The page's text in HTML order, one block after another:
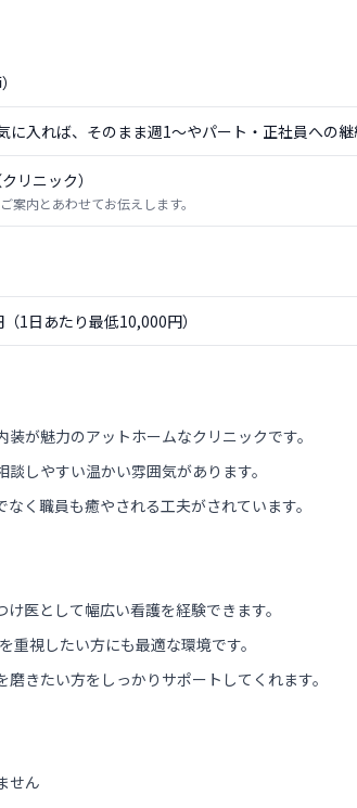
入れば、そのまま週1〜やパート・正社員への継
リニック）
案内とあわせてお伝えします。
1日あたり最低10,000円）
が魅力のアットホームなクリニックです。
しやすい温かい雰囲気があります。
く職員も癒やされる工夫がされています。
医として幅広い看護を経験できます。
重視したい方にも最適な環境です。
きたい方をしっかりサポートしてくれます。
せん